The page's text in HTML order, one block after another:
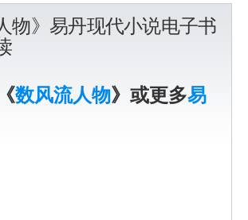
物》易丹现代小说电子书
数风流人物》或更多易